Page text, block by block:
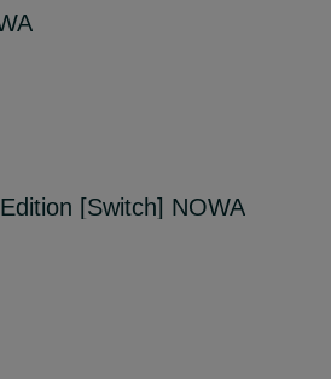
[Switch] NOWA